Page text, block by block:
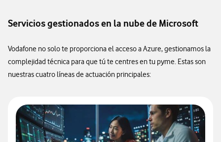
Servicios gestionados en la nube de Microsoft
Vodafone no solo te proporciona el acceso a Azure, gestionamos la
complejidad técnica para que tú te centres en tu pyme. Estas son
nuestras cuatro líneas de actuación principales: